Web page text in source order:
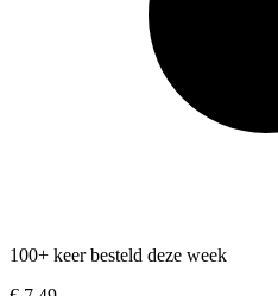
100+ keer besteld deze week